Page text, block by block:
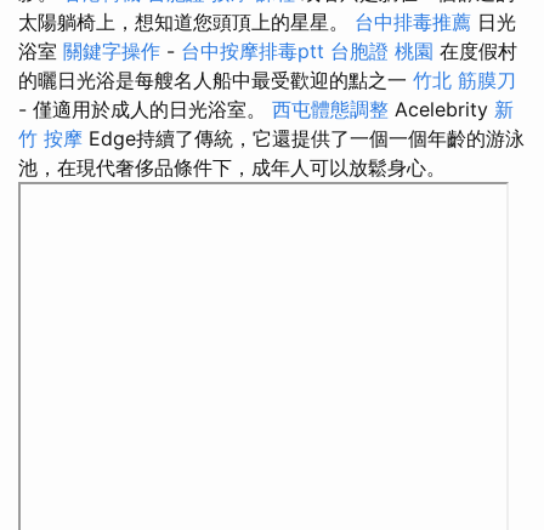
太陽躺椅上，想知道您頭頂上的星星。 台中排毒推薦 日光
浴室 關鍵字操作 - 台中按摩排毒ptt 台胞證 桃園 在度假村
的曬日光浴是每艘名人船中最受歡迎的點之一 竹北 筋膜刀
- 僅適用於成人的日光浴室。 西屯體態調整 Acelebrity 新
竹 按摩 Edge持續了傳統，它還提供了一個一個年齡的游泳
池，在現代奢侈品條件下，成年人可以放鬆身心。